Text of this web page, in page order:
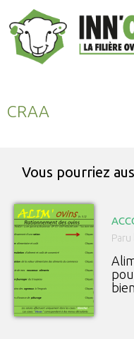
CRAA
Vous pourriez
Paru